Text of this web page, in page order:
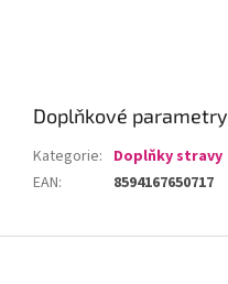
Doplňkové parametry
Kategorie: Doplňky stravy
EAN: 8594167650717